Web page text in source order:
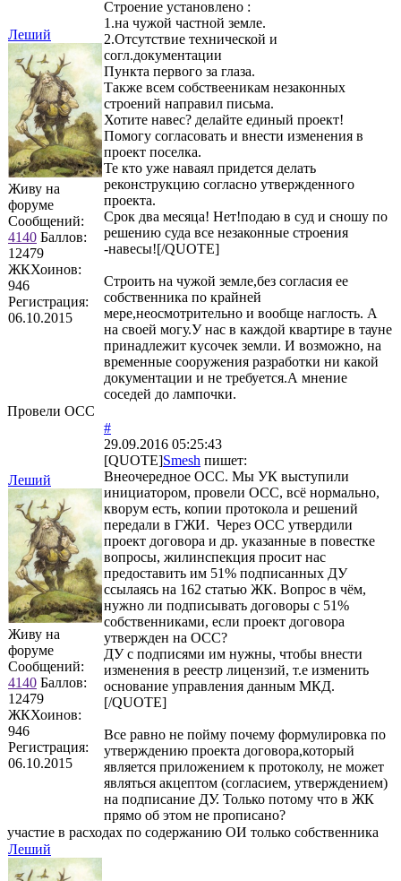
Леший
Живу на
форуме
Сообщений:
4140 Баллов:
12479
ЖКХоинов:
946
Регистрация:
06.10.2015
Строение установлено :
1.на чужой частной земле.
2.Отсутствие технической и
согл.документации
Пункта первого за глаза.
Также всем собствееникам незаконных
строений направил письма.
Хотите навес? делайте единый проект!
Помогу согласовать и внести изменения в
проект поселка.
Те кто уже наваял придется делать
реконструкцию согласно утвержденного
проекта.
Срок два месяца! Нет!подаю в суд и сношу по
решению суда все незаконные строения
-навесы![/QUOTE]
Строить на чужой земле,без согласия ее
собственника по крайней
мере,неосмотрительно и вообще наглость. А
на своей могу.У нас в каждой квартире в тауне
принадлежит кусочек земли. И возможно, на
временные сооружения разработки ни какой
документации и не требуется.А мнение
соседей до лампочки.
Провели ОСС
Леший
Живу на
форуме
Сообщений:
4140 Баллов:
12479
ЖКХоинов:
946
Регистрация:
06.10.2015
#
29.09.2016 05:25:43
[QUOTE]Smesh пишет:
Внеочередное ОСС. Мы УК выступили
инициатором, провели ОСС, всё нормально,
кворум есть, копии протокола и решений
передали в ГЖИ. Через ОСС утвердили
проект договора и др. указанные в повестке
вопросы, жилинспекция просит нас
предоставить им 51% подписанных ДУ
ссылаясь на 162 статью ЖК. Вопрос в чём,
нужно ли подписывать договоры с 51%
собственниками, если проект договора
утвержден на ОСС?
ДУ с подписями им нужны, чтобы внести
изменения в реестр лицензий, т.е изменить
основание управления данным МКД.
[/QUOTE]
Все равно не пойму почему формулировка по
утверждению проекта договора,который
является приложением к протоколу, не может
являться акцептом (согласием, утверждением)
на подписание ДУ. Только потому что в ЖК
прямо об этом не прописано?
участие в расходах по содержанию ОИ только собственника
Леший